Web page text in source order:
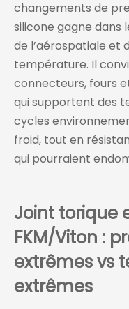
changements de
silicone gagne dans
de l’aérospatiale et
température. Il
connecteurs, fours
qui supportent des
cycles
froid, tout en
qui pourraient
Joint torique
FKM/Viton :
extrêmes vs
extrêmes